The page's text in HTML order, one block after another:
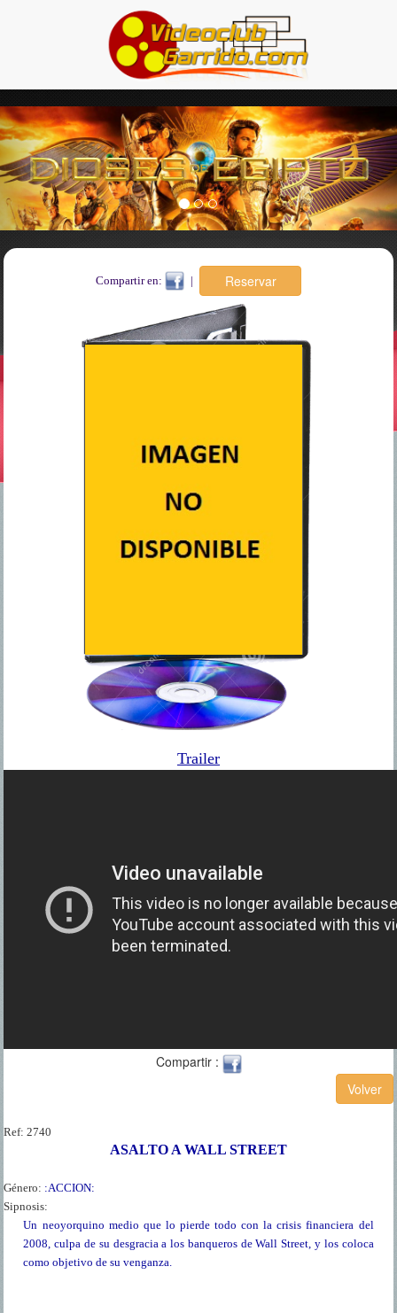
Previous
Compartir en: |
Trailer
Compartir :
Ref:2740
ASALTO A WALL STREET
Género: :ACCION:
Sipnosis:
Un neoyorquino medio que lo pierde todo con la crisis financiera del
2008, culpa de su desgracia a los banqueros de Wall Street, y los coloca
como objetivo de su venganza.